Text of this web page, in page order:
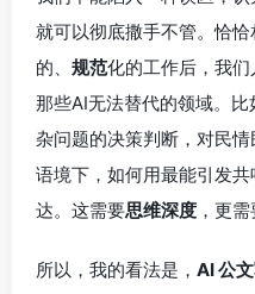
就可以彻底撒手不管。恰
的、 规范化的工作后，我
那些AI无法替代的领域。
杂问题的决策判断，对民
语境下，如何用最能引发
达。这需要思维深度 ，更
所以，我的看法是， AI 公